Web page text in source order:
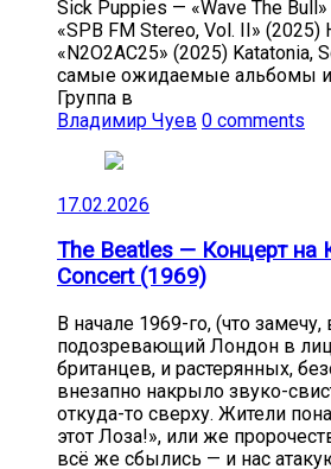
Sick Puppies — «Wave The
«SPB FM Stereo, Vol. II»
«N2O2AC25» (2025) Katatonia,
самые ожидаемые альбомы
Группа в
Владимир Чуев 0 comments
17.02.2026
The Beatles — Концерт
Concert (1969)
В начале 1969-го, (что
подозревающий Лондон в
британцев, и растерянных,
внезапно накрыло звуко-
откуда-то сверху. Жители
этот Лоза!», или же
всё же сбылись — и нас